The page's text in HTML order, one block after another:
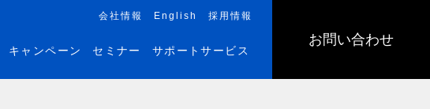
お問い合わせ
会社情報 English 採用情報
キャンペーン セミナー サポートサービス